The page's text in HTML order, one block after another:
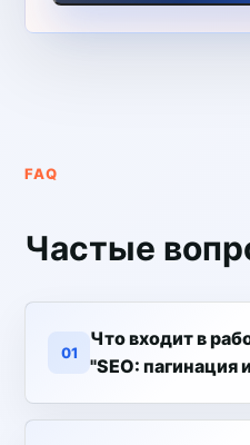
FAQ
Частые
01
Что входит в
"SEO: пагинация